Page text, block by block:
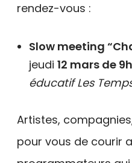
rendez-vous :
Slow meeting
jeudi 12 mars de
éducatif Les
Artistes,
pour vous de courir